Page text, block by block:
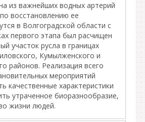
из важнейших водных артерий
восстановлению ее
в Волгоградской области с
первого этапа был расчищен
участок русла в границах
Кумылженского и
районов. Реализация всего
мероприятий
качественные характеристики
утраченное биоразнообразие,
жизни людей.